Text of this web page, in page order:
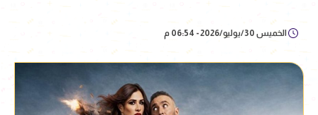
الخميس 30/يوليو/2026 - 06:54 م